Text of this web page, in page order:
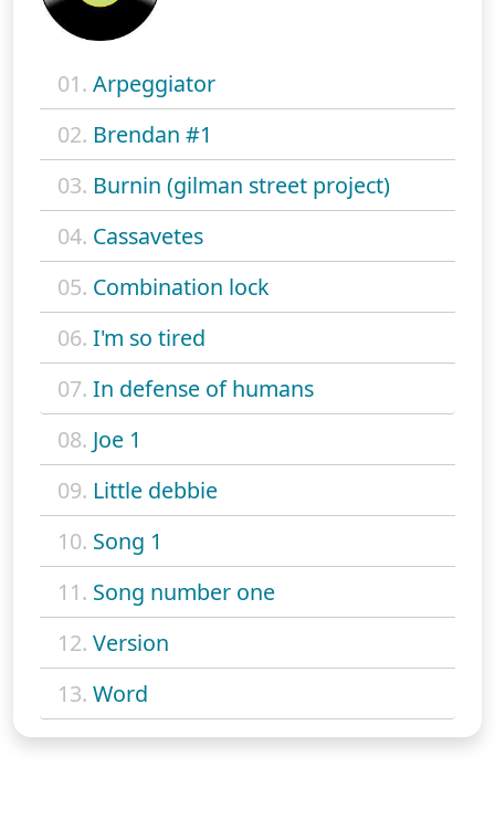
01. Arpeggiator
02. Brendan #1
03. Burnin (gilman street project)
04. Cassavetes
05. Combination lock
06. I'm so tired
07. In defense of humans
08. Joe 1
09. Little debbie
10. Song 1
11. Song number one
12. Version
13. Word